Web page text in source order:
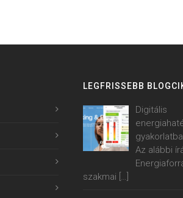
LEGFRISSEBB
Digitális
Az alábbi
szakmai